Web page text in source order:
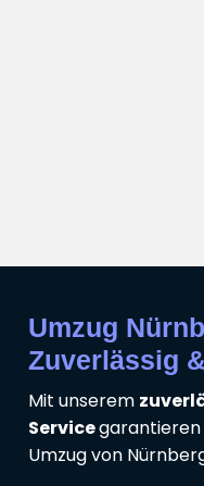
Umzug
Zuverlässig
Mit unserem
Servicegarantieren
Umzug von